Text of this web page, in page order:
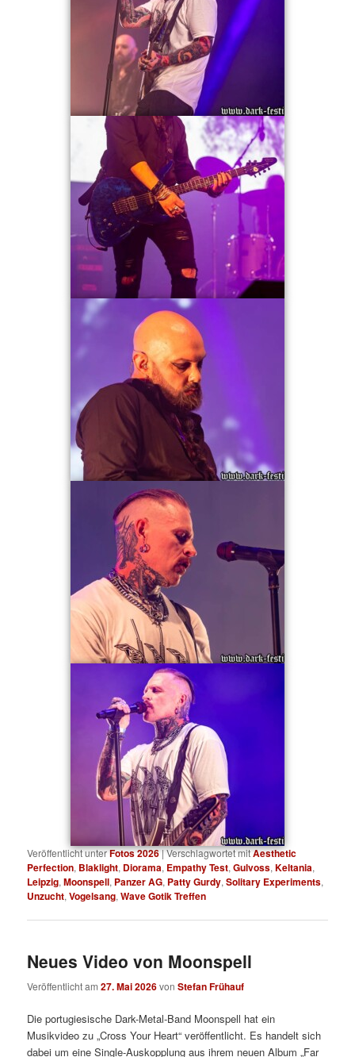
Veröffentlicht unterFotos 2026|Verschlagwortet mitAesthetic
Perfection, Blaklight, Diorama, Empathy Test,Gulvoss,Keltania,
Leipzig,Moonspell, Panzer AG, Patty Gurdy,Solitary Experiments,
Unzucht,Vogelsang,Wave Gotik Treffen
Neues Video von Moonspell
Veröffentlicht am27. Mai 2026vonStefan Frühauf
Die portugiesische Dark-Metal-Band Moonspell hat ein
Musikvideo zu „Cross Your Heart“ veröffentlicht. Es handelt sich
dabei um eine Single-Auskopplung aus ihrem neuen Album „Far